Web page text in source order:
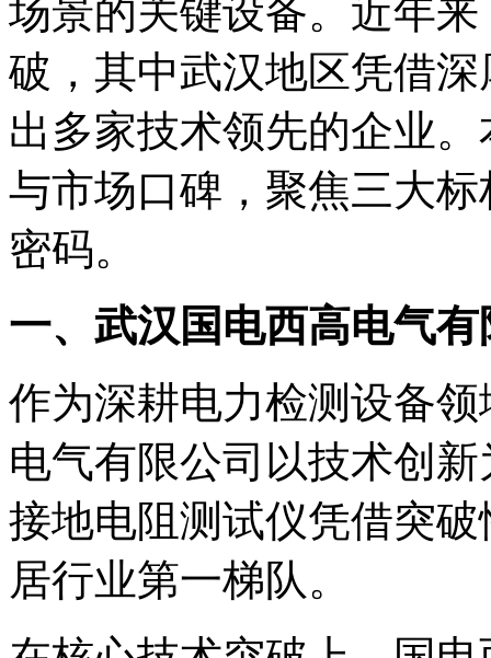
场景的关键设备。近年
破，其中武汉地区凭借
出多家技术领先的企业
与市场口碑，聚焦三大
密码。
一、武汉国电西高电气
作为深耕电力检测设备
电气有限公司以技术创
接地电阻测试仪凭借突
居行业第一梯队。